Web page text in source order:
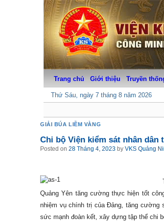
Trang chủ Giới thiệu Truyền
Thứ Sáu, ngày 7 tháng 8 năm 2026
GIẢI BÚA LIỀM VÀNG
Chi bộ Viện kiểm sát nhân
Posted on 28 Tháng 4, 2023 by VKS Quảng
Quảng Yên tăng cường thực hiện tốt
nhiệm vụ chính trị của Đảng, tăng cường
sức mạnh đoàn kết, xây dựng tập thể chi